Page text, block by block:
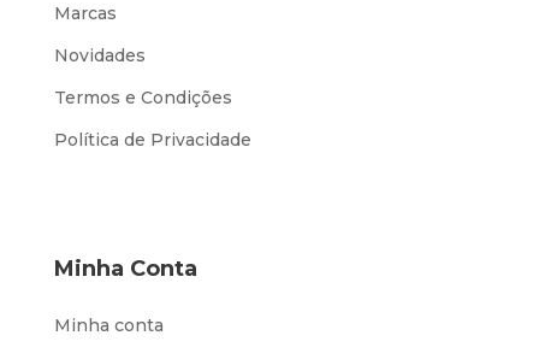
Marcas
Novidades
Termos e Condições
Política de Privacidade
Minha Conta
Minha conta